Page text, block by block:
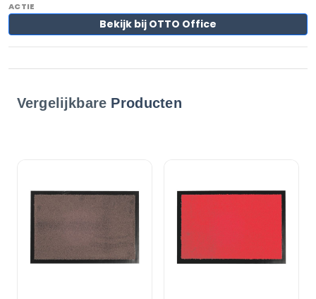
Bekijk bij OTTO Office
Vergelijkbare Producten